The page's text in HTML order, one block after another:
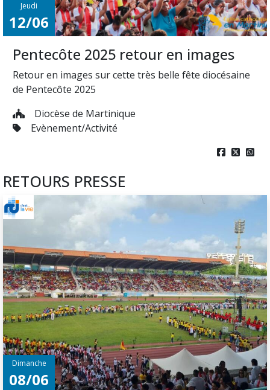
Jeudi
12/06
Pentecôte 2025 retour en images
Retour en images sur cette très belle fête diocésaine
de Pentecôte 2025
Diocèse de Martinique
Evènement/Activité
  
RETOURS PRESSE
Dimanche
08/06